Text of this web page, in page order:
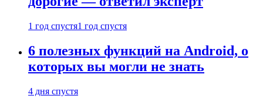
1 год спустя1 год спустя
6 полезных функций на Android, о
которых вы могли не знать
4 дня спустя